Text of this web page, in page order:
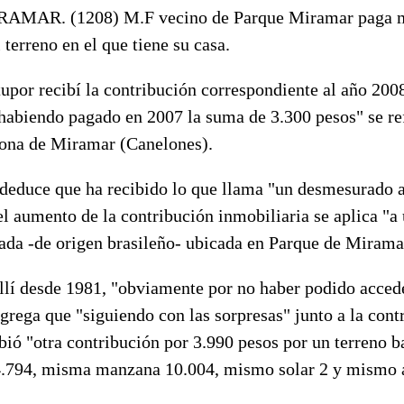
(1208) M.F vecino de Parque Miramar paga
en el que tiene su casa.
recibí la contribución correspondiente al año
pagado en 2007 la suma de 3.300 pesos" se
de Miramar (Canelones).
que ha recibido lo que llama "un desmesurado
aumento de la contribución inmobiliaria se aplica "a
-de origen brasileño- ubicada en Parque de
desde 1981, "obviamente por no haber podido
que "siguiendo con las sorpresas" junto a la
"otra contribución por 3.990 pesos por un terreno
misma manzana 10.004, mismo solar 2 y mismo